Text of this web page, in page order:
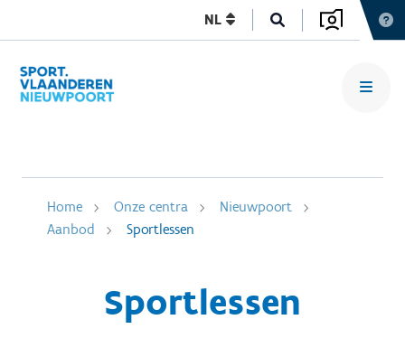
NL
Home Onze centra
Nieuwpoort
Aanbod
Sportlessen
Sportlessen